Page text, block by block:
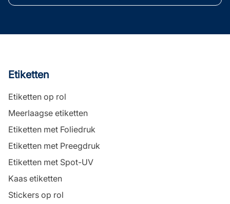
Etiketten
Etiketten op rol
Meerlaagse etiketten
Etiketten met Foliedruk
Etiketten met Preegdruk
Etiketten met Spot-UV
Kaas etiketten
Stickers op rol